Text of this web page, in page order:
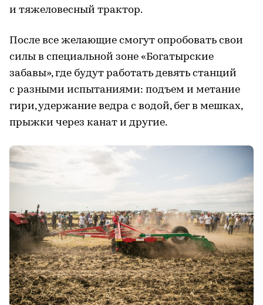
и тяжеловесный трактор.
После все желающие смогут опробовать свои
силы в специальной зоне «Богатырские
забавы», где будут работать девять станций
с разными испытаниями: подъем и метание
гири, удержание ведра с водой, бег в мешках,
прыжки через канат и другие.